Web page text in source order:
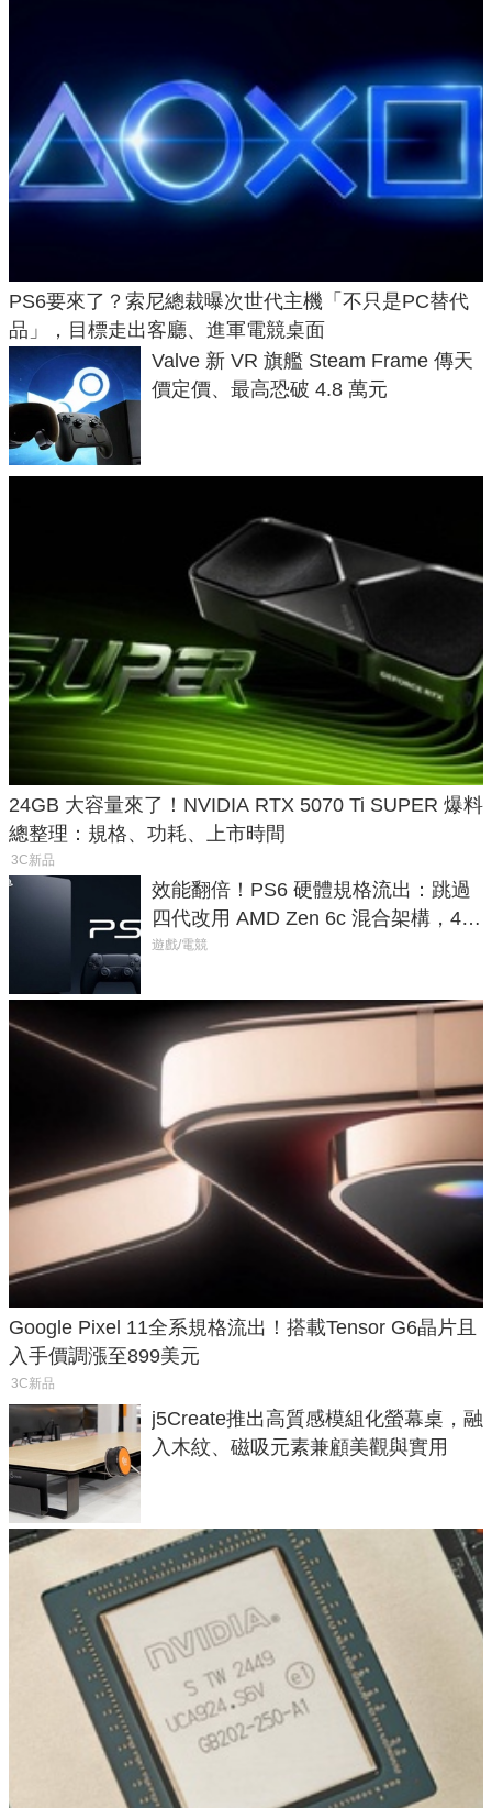
PS6要來了？索尼總裁曝次世代主機「不只是PC替代
品」，目標走出客廳、進軍電競桌面
Valve 新 VR 旗艦 Steam Frame 傳天
價定價、最高恐破 4.8 萬元
24GB 大容量來了！NVIDIA RTX 5070 Ti SUPER 爆料
總整理：規格、功耗、上市時間
3C新品
效能翻倍！PS6 硬體規格流出：跳過
四代改用 AMD Zen 6c 混合架構，4K
120fps 與全光追時代來臨
遊戲/電競
Google Pixel 11全系規格流出！搭載Tensor G6晶片且
入手價調漲至899美元
3C新品
j5Create推出高質感模組化螢幕桌，融
入木紋、磁吸元素兼顧美觀與實用